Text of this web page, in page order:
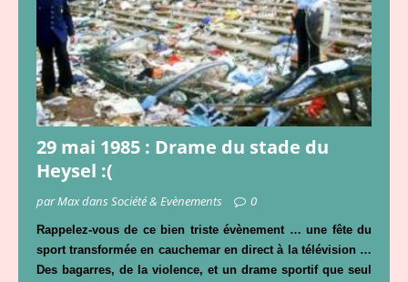
29 mai 1985 : Drame du stade du
Heysel :(
par Max dans Société & Evènements 0
Rappelez-vous de ce bien triste évènement … une fête du
sport transformée en cauchemar en direct à la télévision …
Des bagarres, de la violence, et un drame sportif que seul